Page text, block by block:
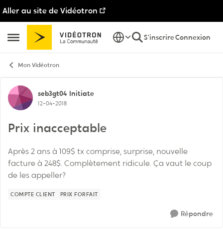
Aller au site de Vidéotron
Ouvrir Menu Latéral
Passer au contenu
S'inscrireConnexion
Mon Vidéotron
Discussion de forum
seb3gt04 Initiate
12-04-2018
Prix inacceptable
Après 2 ans à 109$ tx comprise, surprise, nouvelle
facture à 248$. Complètement ridicule. Ça vaut le coup
de les appeller?
COMPTE CLIENT PRIX FORFAIT
Répondre